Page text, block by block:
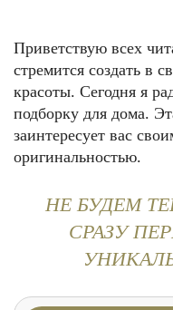
Приветствую всех
стремится создать в
красоты. Сегодня я
подборку для дома.
заинтересует вас
оригинальностью.
НЕ БУДЕМ
СРАЗУ